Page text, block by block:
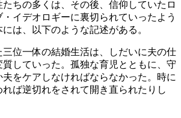
ちの多くは、その後、信仰していたロ
イデオロギーに裏切られていったよう
は、以下のような記述がある。
三位一体の結婚生活は、しだいに夫の仕
していった。孤独な育児とともに、守
をケアしなければならなかった。時に
ば逆切れをされて開き直られたりし